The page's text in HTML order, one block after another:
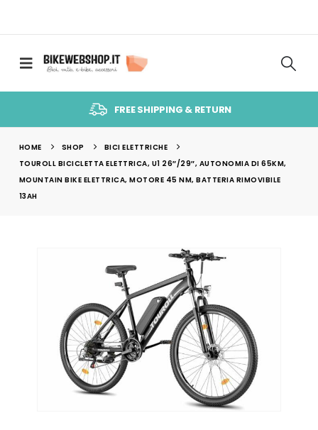
FREE SHIPPING & RETURN
HOME SHOP
BICI ELETTRICHE
TOUROLL BICICLETTA ELETTRICA, U1 26″/29″, AUTONOMIA DI 65KM,
MOUNTAIN BIKE ELETTRICA, MOTORE 45 NM, BATTERIA RIMOVIBILE
13AH